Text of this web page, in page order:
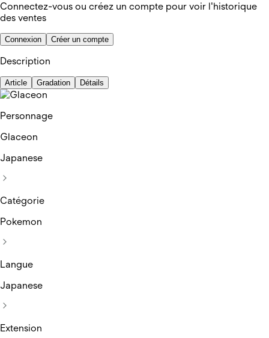
Connectez-vous ou créez un compte pour voir l'historique
des ventes
Connexion Créer un compte
Description
Article Gradation Détails
Personnage
Glaceon
Japanese
Catégorie
Pokemon
Langue
Japanese
Extension